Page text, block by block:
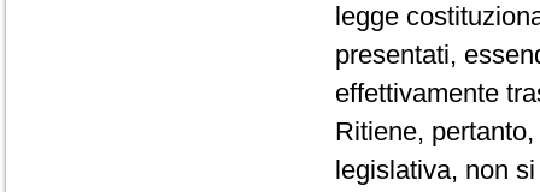
legge
presentati,
effettivamente
Ritiene,
legislativa, non